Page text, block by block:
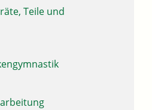
Teile und